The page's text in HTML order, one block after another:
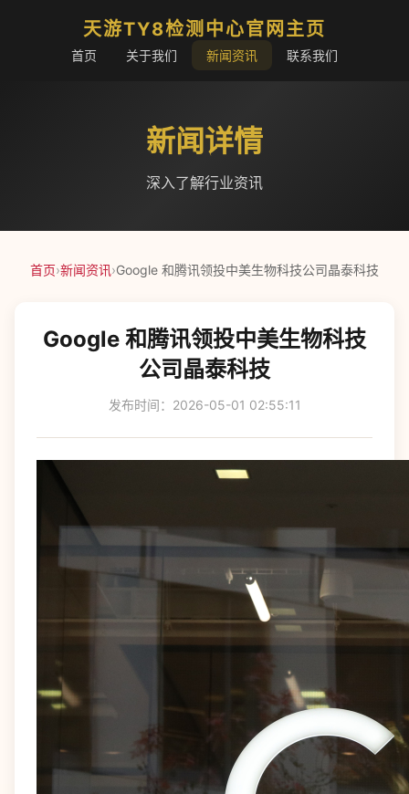
天游TY8检测中心官网主页
首页 关于我们 新闻资讯 联系我们
新闻详情
深入了解行业资讯
首页›新闻资讯›Google 和腾讯领投中美生物科技公司晶泰科技
Google 和腾讯领投中美生物科技
公司晶泰科技
发布时间：2026-05-01 02:55:11